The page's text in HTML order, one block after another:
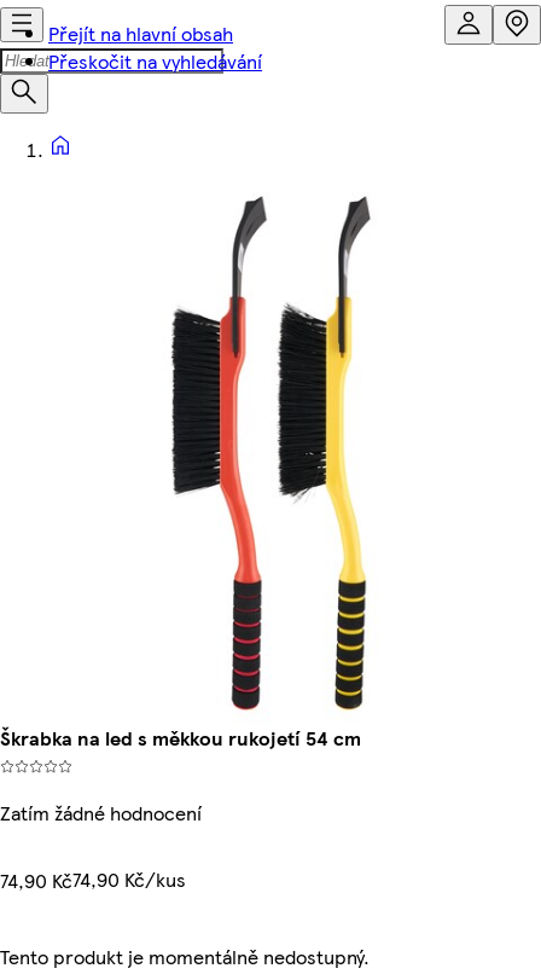
Přejít na hlavní obsah
Přeskočit na vyhledávání
Škrabka na led s měkkou rukojetí 54 cm
Zatím žádné hodnocení
74,90 Kč74,90 Kč/kus
Tento produkt je momentálně nedostupný.